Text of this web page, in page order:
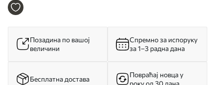
u96255
Позадина по вашој
величини
Спремно за испоруку
за 1–3 радна дана
Бесплатна достава
Повраћај новца у
року од 30 дана